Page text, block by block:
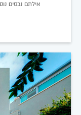
אילתם נכסים נוסדה בשנת 1987 על ידי